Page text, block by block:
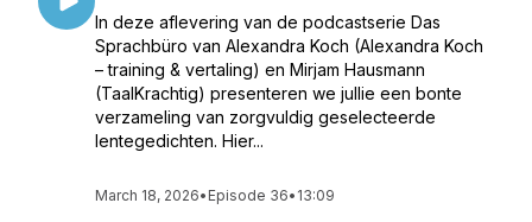
In deze aflevering van de podcastserie Das
Sprachbüro van Alexandra Koch (Alexandra Koch
– training & vertaling) en Mirjam Hausmann
(TaalKrachtig) presenteren we jullie een bonte
verzameling van zorgvuldig geselecteerde
lentegedichten. Hier...
March 18, 2026• Episode 36• 13:09